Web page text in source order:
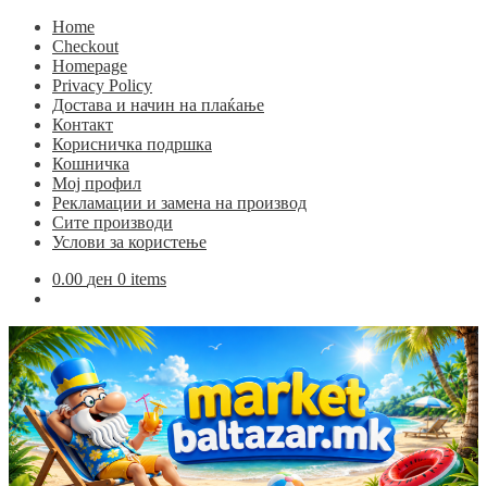
Home
Checkout
Homepage
Privacy Policy
Достава и начин на плаќање
Контакт
Корисничка подршка
Кошничка
Мој профил
Рекламации и замена на производ
Сите производи
Услови за користење
0.00 ден 0 items